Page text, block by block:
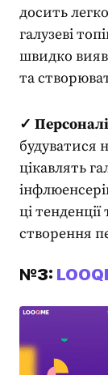
досить
галузеві
швидко
та
✓
будуватися
цікавлять
ці
створення
№3: